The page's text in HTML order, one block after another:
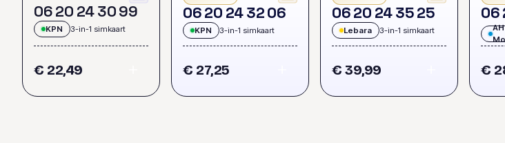
0620 243099
KPN 3-in-1 simkaart
€ 22,49
0620 243206
KPN 3-in-1 simkaart
€ 27,25
0620 243525
Lebara 3-in-1 simkaart
€ 39,99
06
AH
€